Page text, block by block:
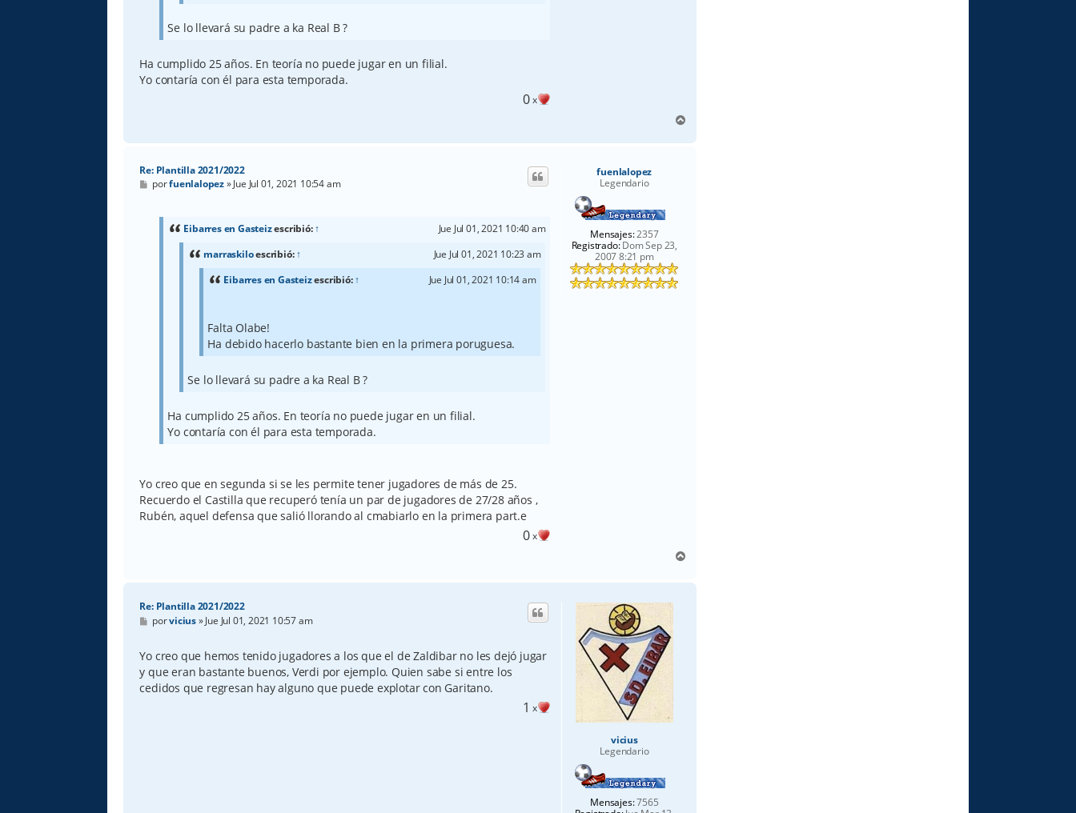
Se lo llevará su padre a ka Real B ?
Ha cumplido 25 años. En teoría no puede jugar en un filial.
Yo contaría con él para esta temporada.
0x
r
fuenlalopez
Legendario
Mensajes:2357
Registrado:Dom Sep 23,
2007 8:21 pm
Re: Plantilla 2021/2022
M
e
porfuenlalopez»Jue Jul 01, 2021 10:54 am
Eibarres en Gasteizescribió:↑
Jue Jul 01, 2021 10:40 am
marraskiloescribió:↑
Jue Jul 01, 2021 10:23 am
Eibarres en Gasteizescribió:↑ Jue Jul 01, 2021 10:14 am
Falta Olabe!
Ha debido hacerlo bastante bien en la primera poruguesa.
Se lo llevará su padre a ka Real B ?
Ha cumplido 25 años. En teoría no puede jugar en un filial.
Yo contaría con él para esta temporada.
Yo creo que en segunda si se les permite tener jugadores de más de 25.
Recuerdo el Castilla que recuperó tenía un par de jugadores de 27/28 años ,
Rubén, aquel defensa que salió llorando al cmabiarlo en la primera part.e
0x
r
vicius
Legendario
Mensajes:7565
Re: Plantilla 2021/2022
M
e
s
a
j
e
porvicius»Jue Jul 01, 2021 10:57 am
Yo creo que hemos tenido jugadores a los que el de Zaldibar no les dejó jugar
y que eran bastante buenos, Verdi por ejemplo. Quien sabe si entre los
cedidos que regresan hay alguno que puede explotar con Garitano.
1 x